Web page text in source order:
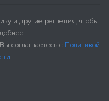
и другие решения, чтобы
соглашаетесь с Политикой